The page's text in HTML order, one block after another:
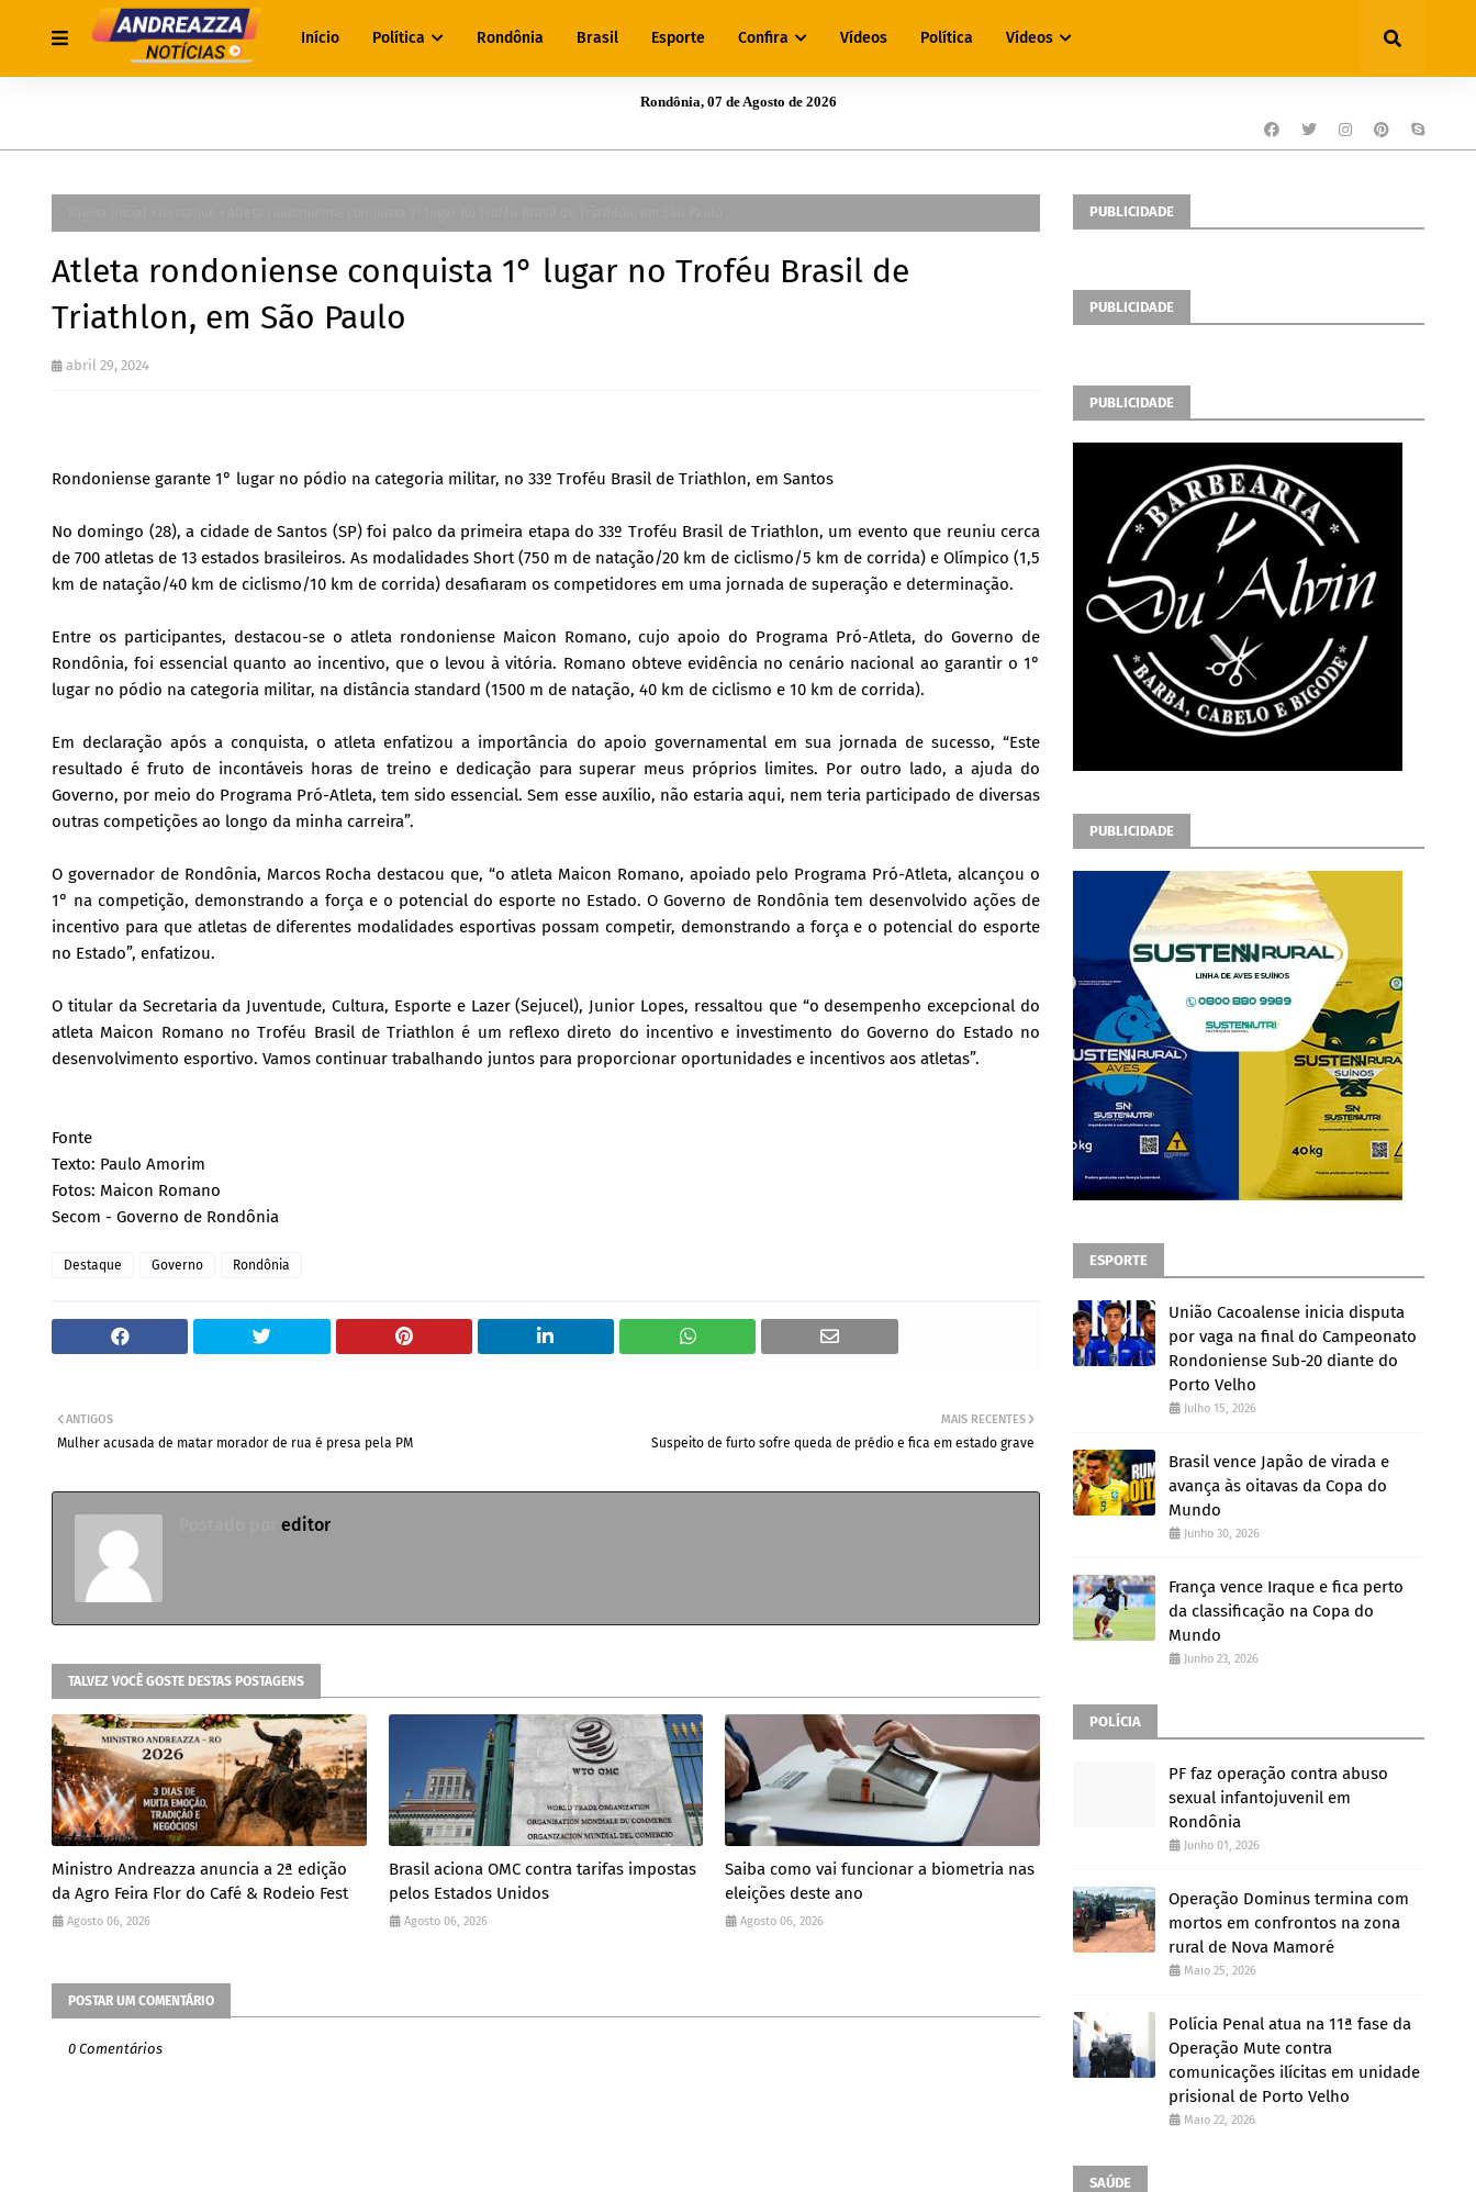
Início Política Rondônia Brasil Esporte Confira Vídeos Política Vídeos
Rondônia, 07 de Agosto de 2026
Atleta rondoniense conquista 1° lugar no Troféu Brasil de
Triathlon, em São Paulo
abril 29, 2024
Rondoniense garante 1° lugar no pódio na categoria militar, no 33º Troféu Brasil de Triathlon, em Santos
No domingo (28), a cidade de Santos (SP) foi palco da primeira etapa do 33º Troféu Brasil de Triathlon, um evento que reuniu cerca
de 700 atletas de 13 estados brasileiros. As modalidades Short (750 m de natação/20 km de ciclismo/5 km de corrida) e Olímpico (1,5
km de natação/40 km de ciclismo/10 km de corrida) desafiaram os competidores em uma jornada de superação e determinação.
Entre os participantes, destacou-se o atleta rondoniense Maicon Romano, cujo apoio do Programa Pró-Atleta, do Governo de
Rondônia, foi essencial quanto ao incentivo, que o levou à vitória. Romano obteve evidência no cenário nacional ao garantir o 1°
lugar no pódio na categoria militar, na distância standard (1500 m de natação, 40 km de ciclismo e 10 km de corrida).
Em declaração após a conquista, o atleta enfatizou a importância do apoio governamental em sua jornada de sucesso, “Este
resultado é fruto de incontáveis horas de treino e dedicação para superar meus próprios limites. Por outro lado, a ajuda do
Governo, por meio do Programa Pró-Atleta, tem sido essencial. Sem esse auxílio, não estaria aqui, nem teria participado de diversas
outras competições ao longo da minha carreira”.
O governador de Rondônia, Marcos Rocha destacou que, “o atleta Maicon Romano, apoiado pelo Programa Pró-Atleta, alcançou o
1° na competição, demonstrando a força e o potencial do esporte no Estado. O Governo de Rondônia tem desenvolvido ações de
incentivo para que atletas de diferentes modalidades esportivas possam competir, demonstrando a força e o potencial do esporte
no Estado”, enfatizou.
O titular da Secretaria da Juventude, Cultura, Esporte e Lazer (Sejucel), Junior Lopes, ressaltou que “o desempenho excepcional do
atleta Maicon Romano no Troféu Brasil de Triathlon é um reflexo direto do incentivo e investimento do Governo do Estado no
desenvolvimento esportivo. Vamos continuar trabalhando juntos para proporcionar oportunidades e incentivos aos atletas”.
Fonte
Texto: Paulo Amorim
Fotos: Maicon Romano
Secom - Governo de Rondônia
Destaque Governo Rondônia
MAIS RECENTES
Suspeito de furto sofre queda de prédio e fica em estado grave
ANTIGOS
Mulher acusada de matar morador de rua é presa pela PM
editor
TALVEZ VOCÊ GOSTE DESTAS POSTAGENS
Ministro Andreazza anuncia a 2ª edição
da Agro Feira Flor do Café & Rodeio Fest
Agosto 06, 2026
Brasil aciona OMC contra tarifas impostas
pelos Estados Unidos
Agosto 06, 2026
Saiba como vai funcionar a biometria nas
eleições deste ano
Agosto 06, 2026
POSTAR UM COMENTÁRIO
0 Comentários
PUBLICIDADE
PUBLICIDADE
PUBLICIDADE
PUBLICIDADE
ESPORTE
União Cacoalense inicia disputa
por vaga na final do Campeonato
Rondoniense Sub-20 diante do
Porto Velho
Julho 15, 2026
Brasil vence Japão de virada e
avança às oitavas da Copa do
Mundo
Junho 30, 2026
França vence Iraque e fica perto
da classificação na Copa do
Mundo
Junho 23, 2026
POLÍCIA
PF faz operação contra abuso
sexual infantojuvenil em
Rondônia
Junho 01, 2026
Operação Dominus termina com
mortos em confrontos na zona
rural de Nova Mamoré
Maio 25, 2026
Polícia Penal atua na 11ª fase da
Operação Mute contra
comunicações ilícitas em unidade
prisional de Porto Velho
Maio 22, 2026
SAÚDE